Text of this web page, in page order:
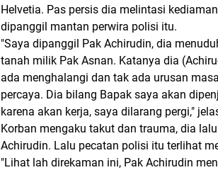
Helvetia. Pas persis dia melintasi
dipanggil mantan perwira polisi itu.
"Saya dipanggil Pak Achirudin, dia
tanah milik Pak Asnan. Katanya dia
ada menghalangi dan tak ada urusan
percaya. Dia bilang Bapak saya akan
karena akan kerja, saya dilarang pergi,"
Korban mengaku takut dan trauma, dia
Achirudin. Lalu pecatan polisi itu terlihat
"Lihat lah direkaman ini, Pak Achirudin